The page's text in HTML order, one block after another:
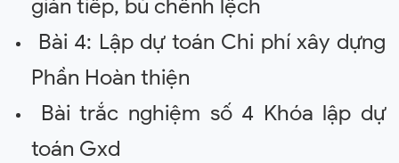
gián tiếp, bù chênh lệch
Bài 4: Lập dự toán Chi phí xây dựng
Phần Hoàn thiện
Bài trắc nghiệm số 4 Khóa lập dự
toán Gxd